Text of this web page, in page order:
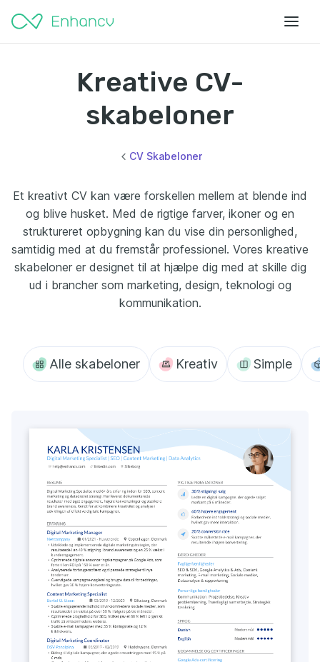
Kreative CV-
skabeloner
CV Skabeloner
Et kreativt CV kan være forskellen mellem at blende ind
og blive husket. Med de rigtige farver, ikoner og en
struktureret opbygning kan du vise din personlighed,
samtidig med at du fremstår professionel. Vores kreative
skabeloner er designet til at hjælpe dig med at skille dig
ud i brancher som marketing, design, teknologi og
kommunikation.
Alle skabeloner Kreativ Simple